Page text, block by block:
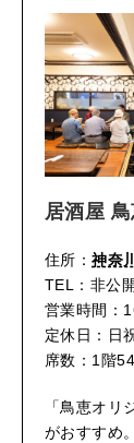
居酒屋
住所：神奈
TEL：非公開
営業時間：
定休日：日
席数：1階
「鳥恵オ
がおすすめ